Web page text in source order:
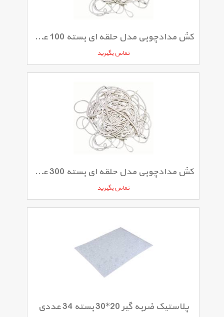
کش مدادچوبی مدل حلقه ای بسته 100 عددی
تماس بگیرید
کش مدادچوبی مدل حلقه ای بسته 300 عددی
تماس بگیرید
پلاستیک ضربه گیر 20*30 بسته 34 عددی